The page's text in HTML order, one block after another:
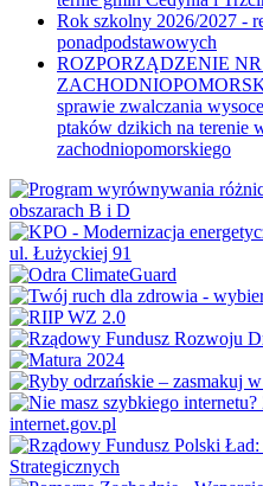
Rok szkolny 2026/2027 -
ponadpodstawowych
ROZPORZĄDZENIE
sprawie zwalczania
ptaków dzikich na terenie
zachodniopomorskiego